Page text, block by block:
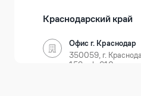
Краснодарский край
Офис г. Краснодар
350059, г.
159, оф. 610